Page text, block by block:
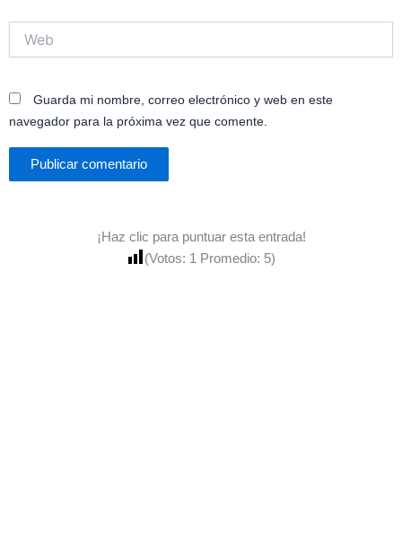
Guarda mi nombre, correo electrónico y web en este
navegador para la próxima vez que comente.
¡Haz clic para puntuar esta entrada!
(Votos: 1 Promedio: 5)